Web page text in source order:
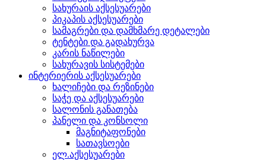
სახურაის აქსესუარები
პიკაპის აქსესუარები
სამაგრები და დამხმარე დეტალები
ტენტები და გადახურვა
კარის ნაწილები
სახურავის სისტემები
ინტერიერის აქსესუარები
ხალიჩები და რეზინები
საჭე და აქსესუარები
სალონის განათება
პანელი და კონსოლი
მაგნიტაფონები
სათავსოები
ელ.აქსესუარები